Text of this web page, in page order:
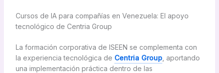
Cursos de IA para compañías en Venezuela: El apoyo
tecnológico de Centria Group
La formación corporativa de ISEEN se complementa con
la experiencia tecnológica de Centria Group, aportando
una implementación práctica dentro de las